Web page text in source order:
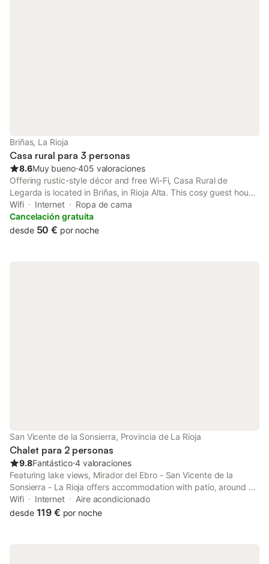
Briñas, La Rioja
Casa rural para 3 personas
8.6Muy bueno⋅405 valoraciones
Offering rustic-style décor and free Wi-Fi, Casa Rural de
Legarda is located in Briñas, in Rioja Alta. This cosy guest house
is 35 minutes by car from Logroño and Vitoria. Each room
features heating, a flat-screen TV and a wardrobe.
Wifi Internet
Ropa de cama
Cancelación gratuita
desde 50 € por noche
San Vicente de la Sonsierra, Provincia de La Rioja
Chalet para 2 personas
9.8Fantástico⋅4 valoraciones
Featuring lake views, Mirador del Ebro - San Vicente de la
Sonsierra - La Rioja offers accommodation with patio, around 28
km from Rioja Alta. This property offers access to a balcony and
free private parking.
Wifi Internet
Aire acondicionado
desde 119 € por noche